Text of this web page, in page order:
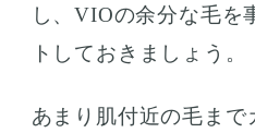
し、VIOの余分な毛を
トしておきましょう。
あまり肌付近の毛まで